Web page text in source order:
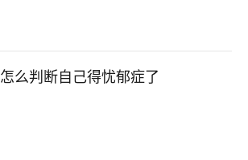
怎么判断自己得忧郁症了